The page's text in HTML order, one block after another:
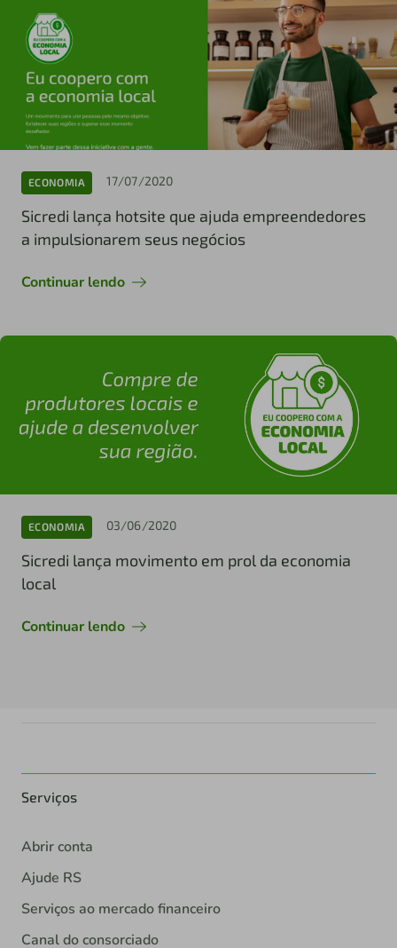
ECONOMIA 17/07/2020
Sicredi lança hotsite que ajuda empreendedores
a impulsionarem seus negócios
Continuar lendo
ECONOMIA 03/06/2020
Sicredi lança movimento em prol da economia
local
Continuar lendo
Serviços
Abrir conta
Ajude RS
Serviços ao mercado financeiro
Canal do consorciado